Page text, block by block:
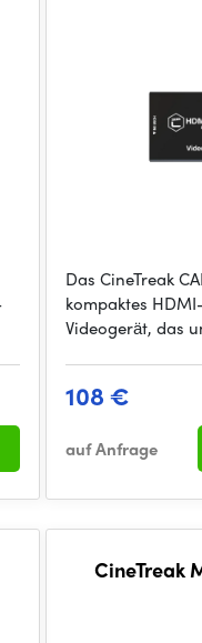
Das CineTreak
kompaktes
Videogerät, das
108 €
auf Anfrage
CineTreak